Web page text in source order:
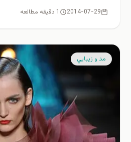
2014-07-29 1 دقیقه مطالعه
مد و زيبايي